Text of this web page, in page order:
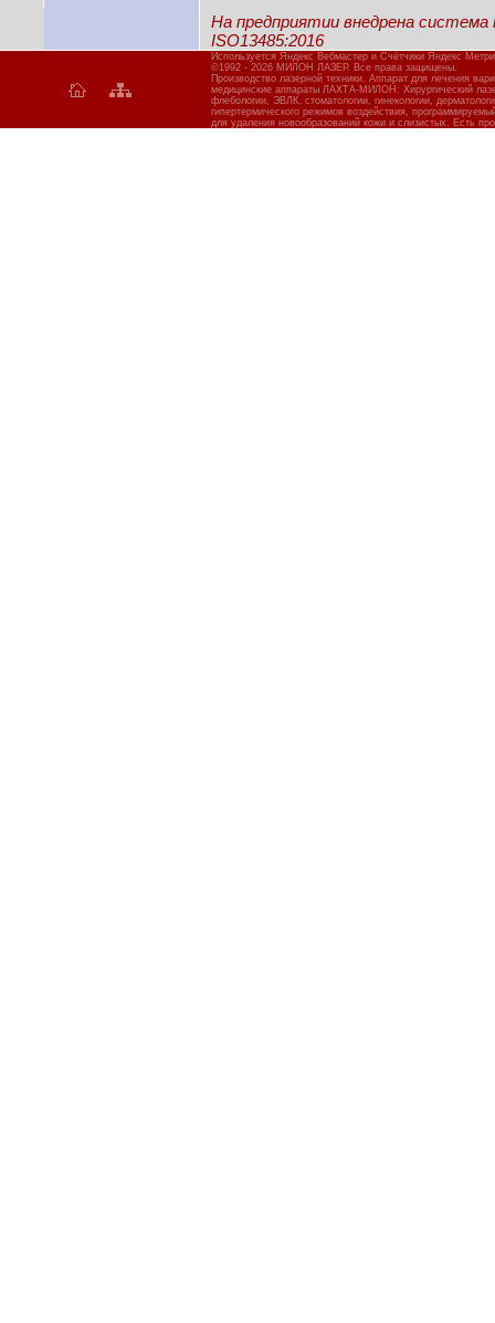
На предприятии внедрена
ISO13485:2016
Используется Яндекс Вебмастер и Счётчики Яндекс
©1992 - 2026 МИЛОН ЛАЗЕР. Все права защищены.
Производство лазерной техники. Аппарат для лечения
медицинские аппараты ЛАХТА-МИЛОН: Хирургический
флебологии, ЭВЛК, стоматологии, гинекологии,
гипертермического режимов воздействия,
для удаления новообразований кожи и слизистых. Есть